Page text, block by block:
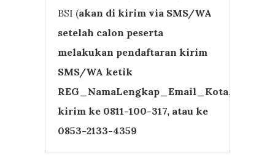
BSI (akan di kirim via SMS/WA
setelah calon peserta
melakukan pendaftaran kirim
SMS/WA ketik
REG_NamaLengkap_Email_Kota,
kirim ke 0811-100-317, atau ke
0853-2133-4359